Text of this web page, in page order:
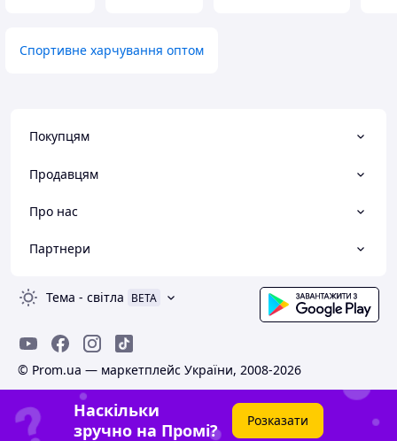
Спортивне харчування оптом
Покупцям
Продавцям
Про нас
Партнери
Тема - світла BETA
© Prom.ua — маркетплейс України, 2008-2026
Наскільки
зручно на Промі?
Розказати